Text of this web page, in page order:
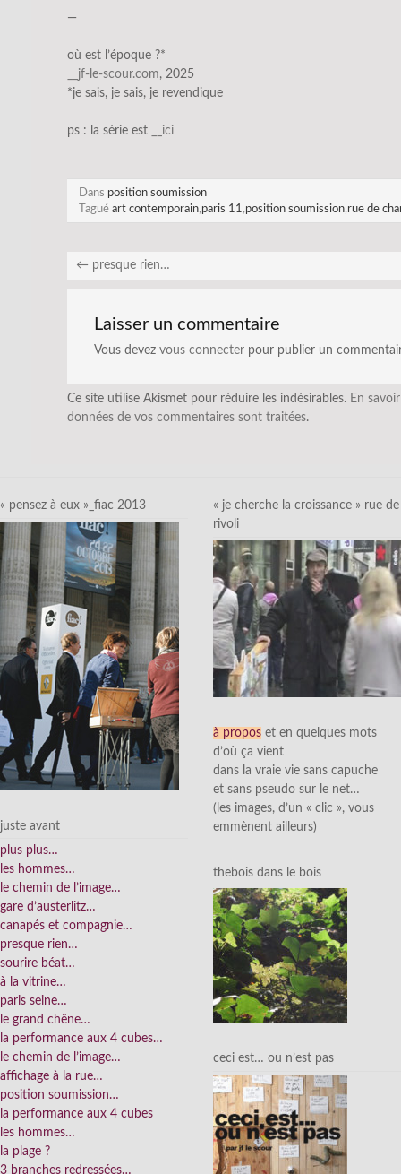
—
où est l’époque ?*
__jf-le-scour.com, 2025
*je sais, je sais, je revendique
ps : la série est __ici
Dans position soumission
Tagué art contemporain,paris 11 ,position soumission,rue de
← presque rien…
Laisser un commentaire
Vous devez vous connecter pour publier un
Ce site utilise Akismet pour réduire les indésirables. En
données de vos commentaires sont traitées.
« pensez à eux »_fiac 2013
juste avant
plus plus…
les hommes…
le chemin de l’image…
gare d’austerlitz…
canapés et compagnie…
presque rien…
sourire béat…
à la vitrine…
paris seine…
le grand chêne…
la performance aux 4 cubes…
le chemin de l’image…
affichage à la rue…
position soumission…
la performance aux 4 cubes
les hommes…
la plage ?
3 branches redressées…
« je cherche la croissance » rue de
rivoli
à propos et en quelques mots
d’où ça vient
dans la vraie vie sans capuche
et sans pseudo sur le net…
(les images, d’un « clic », vous
emmènent ailleurs)
thebois dans le bois
ceci est… ou n’est pas